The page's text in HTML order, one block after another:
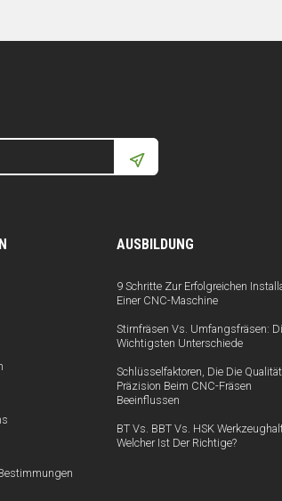
AUSBILDUNG
9 Schritte Zur Erfolgreichen
Einer CNC-Maschine
Stirnfräsen Vs. Umfangsfräsen:
Wichtigsten Unterschiede
Schlüsselfaktoren, Die Die
Präzision Beim CNC-Fräsen
Beeinflussen
BT Vs. BBT Vs. HSK
Welcher Ist Der Richtige?